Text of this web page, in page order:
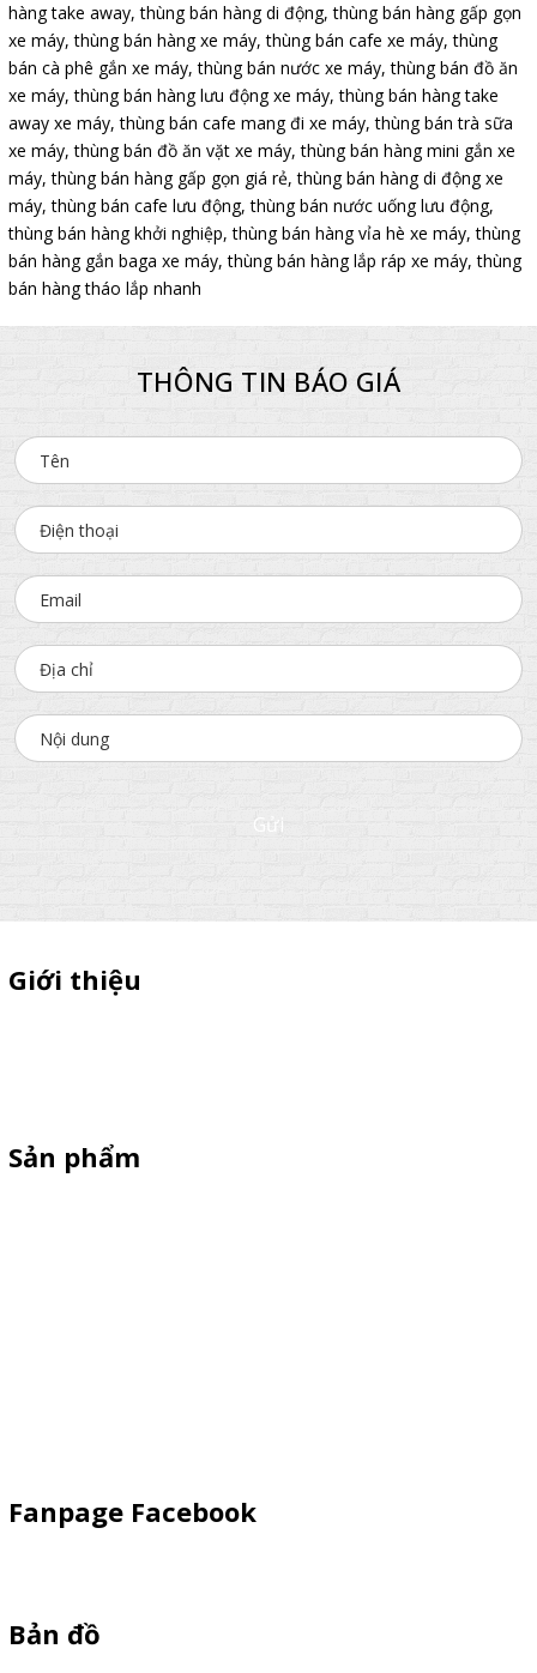
hàng take away,thùng bán hàng di động,thùng bán hàng gấp gọn
xe máy,thùng bán hàng xe máy,thùng bán cafe xe máy,thùng
bán cà phê gắn xe máy,thùng bán nước xe máy,thùng bán đồ ăn
xe máy,thùng bán hàng lưu động xe máy,thùng bán hàng take
away xe máy,thùng bán cafe mang đi xe máy,thùng bán trà sữa
xe máy,thùng bán đồ ăn vặt xe máy,thùng bán hàng mini gắn xe
máy,thùng bán hàng gấp gọn giá rẻ,thùng bán hàng di động xe
máy,thùng bán cafe lưu động,thùng bán nước uống lưu động,
thùng bán hàng khởi nghiệp,thùng bán hàng vỉa hè xe máy,thùng
bán hàng gắn baga xe máy,thùng bán hàng lắp ráp xe máy,thùng
bán hàng tháo lắp nhanh
THÔNG TIN BÁO GIÁ
Gửi
Giới thiệu
Sản phẩm
Fanpage Facebook
Bản đồ